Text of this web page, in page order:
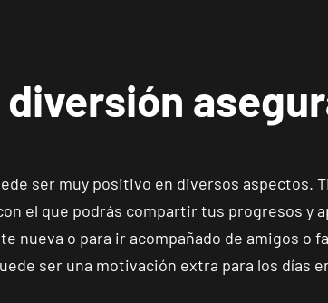
APERTURA NOVIEMBRE
Doctoral
225, Vecindario, Las Palmas
VISITAR
ser muy positivo en diversos aspectos.
el que podrás compartir tus progresos y
nueva o para ir acompañado de amigos o
ser una motivación extra para los días